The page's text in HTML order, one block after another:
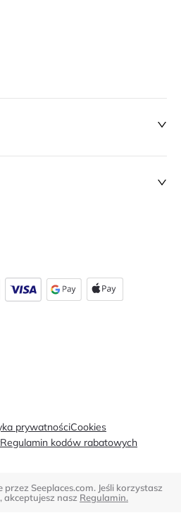
prywatnościCookies
Regulamin kodów rabatowych
Seeplaces.com. Jeśli korzystasz
akceptujesz nasz Regulamin.